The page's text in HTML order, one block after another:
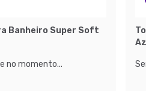
Banheiro Super Soft
no momento...